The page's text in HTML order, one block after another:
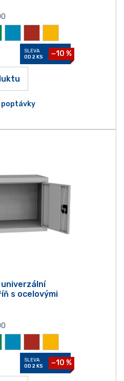
SLEVA
OD 2 KS
−10 %
poptávky
s ocelovými
SLEVA
OD 2 KS
−10 %